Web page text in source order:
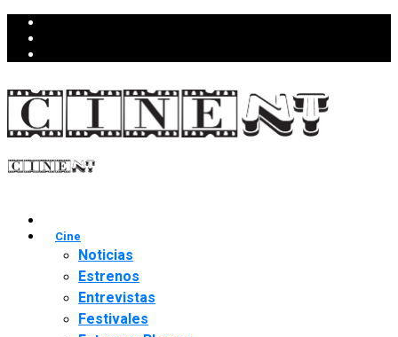
Cine
Noticias
Estrenos
Entrevistas
Festivales